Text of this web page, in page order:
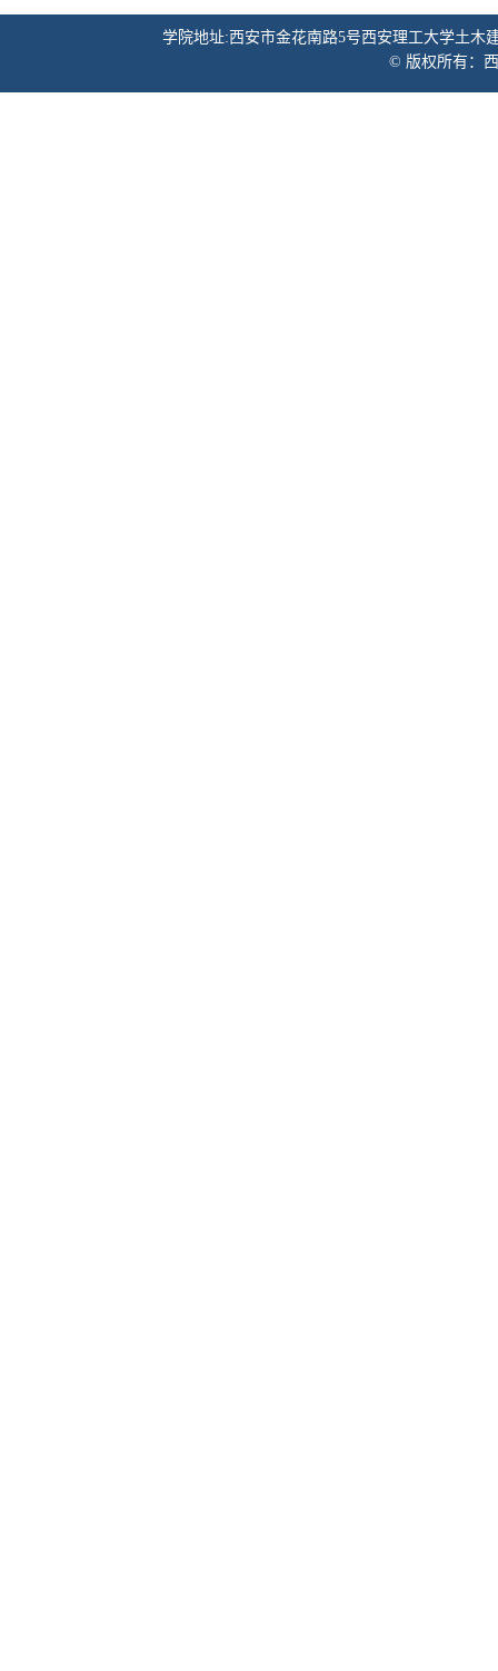
学院地址:西安市金花南路5号西安理工大学土木
© 版权所有：